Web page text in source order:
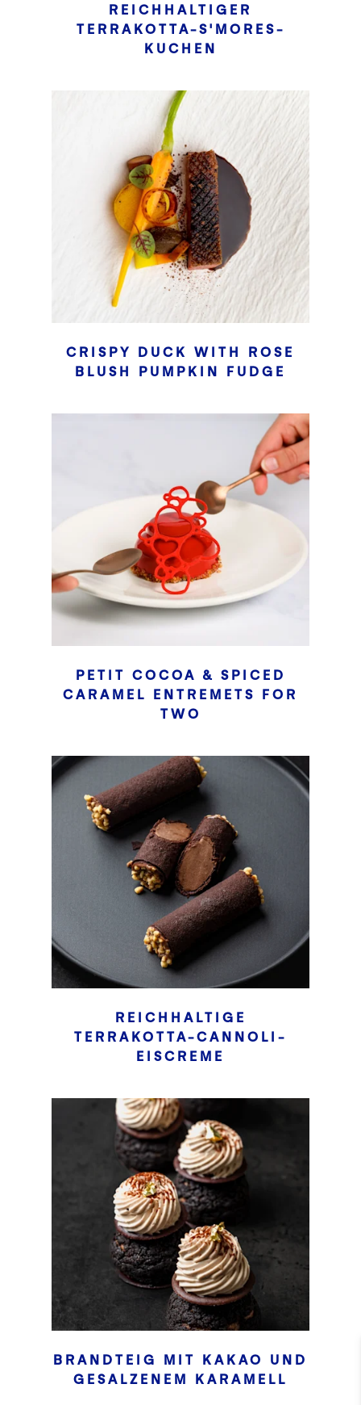
REICHHALTIGER
TERRAKOTTA-S'MORES-
KUCHEN
CRISPY DUCK WITH ROSE
BLUSH PUMPKIN FUDGE
PETIT COCOA & SPICED
CARAMEL ENTREMETS FOR
TWO
REICHHALTIGE
TERRAKOTTA-CANNOLI-
EISCREME
BRANDTEIG MIT KAKAO UND
GESALZENEM KARAMELL